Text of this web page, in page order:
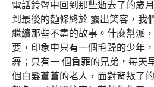
電話鈴聲中回到那些逝去了的歲
到最後的麵條終於 露出笑容，我
繼續那些不盡的故事。什麼幫派
要，印象中只有一個毛躁的少年
舞；只有一 個負罪的兄弟，每天
個白髮蒼蒼的老人，面對背叛了